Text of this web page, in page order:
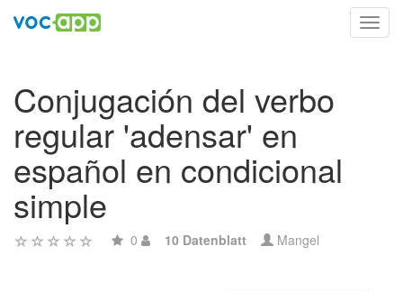
Conjugación del verbo
regular 'adensar' en
español en condicional
simple
0 10 Datenblatt Mangel